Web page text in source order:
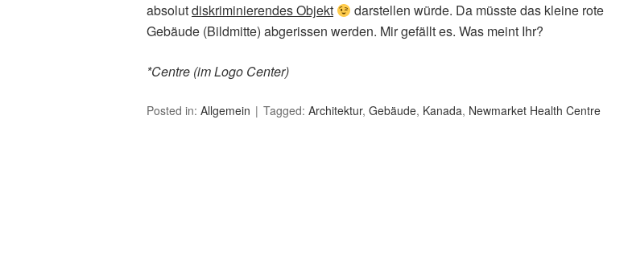
absolutdiskriminierendes Objekt
darstellen würde. Da müsste das kleine rote
Gebäude (Bildmitte) abgerissen werden. Mir gefällt es. Was meint Ihr?
*Centre (im Logo Center)
Posted in: Allgemein Tagged: Architektur, Gebäude, Kanada, Newmarket Health Centre